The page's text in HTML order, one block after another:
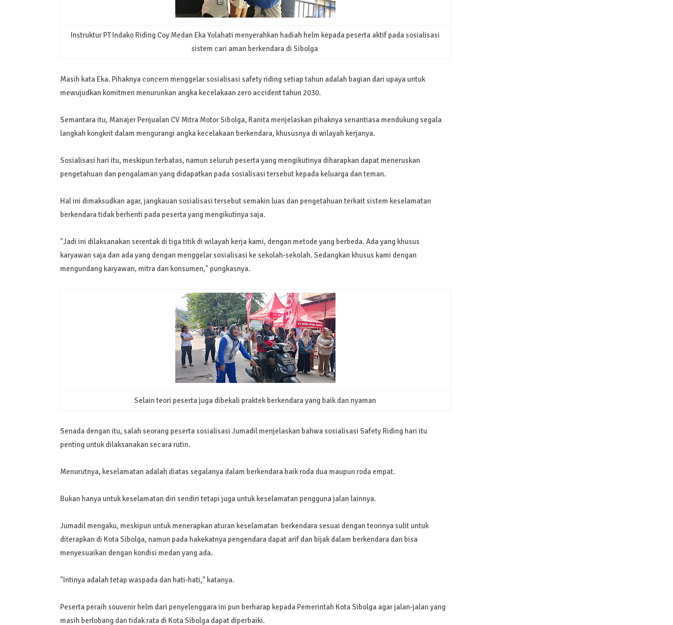
Instruktur PT Indako Riding Coy Medan Eka Yolahati menyerahkan hadiah helm kepada peserta aktif pada sosialisasi
sistem cari aman berkendara di Sibolga
Masih kata Eka. Pihaknya concern menggelar sosialisasi safety riding setiap tahun adalah bagian dari upaya untuk
mewujudkan komitmen menurunkan angka kecelakaan zero accident tahun 2030.
Semantara itu, Manajer Penjualan CV Mitra Motor Sibolga, Ranita menjelaskan pihaknya senantiasa mendukung segala
langkah kongkrit dalam mengurangi angka kecelakaan berkendara, khususnya di wilayah kerjanya.
Sosialisasi hari itu, meskipun terbatas, namun seluruh peserta yang mengikutinya diharapkan dapat meneruskan
pengetahuan dan pengalaman yang didapatkan pada sosialisasi tersebut kepada keluarga dan teman.
Hal ini dimaksudkan agar, jangkauan sosialisasi tersebut semakin luas dan pengetahuan terkait sistem keselamatan
berkendara tidak berhenti pada peserta yang mengikutinya saja.
"Jadi ini dilaksanakan serentak di tiga titik di wilayah kerja kami, dengan metode yang berbeda. Ada yang khusus
karyawan saja dan ada yang dengan menggelar sosialisasi ke sekolah-sekolah. Sedangkan khusus kami dengan
mengundang karyawan, mitra dan konsumen," pungkasnya.
Selain teori peserta juga dibekali praktek berkendara yang baik dan nyaman
Senada dengan itu, salah seorang peserta sosialisasi Jumadil menjelaskan bahwa sosialisasi Safety Riding hari itu
penting untuk dilaksanakan secara rutin.
Menurutnya, keselamatan adalah diatas segalanya dalam berkendara baik roda dua maupun roda empat.
Bukan hanya untuk keselamatan diri sendiri tetapi juga untuk keselamatan pengguna jalan lainnya.
Jumadil mengaku, meskipun untuk menerapkan aturan keselamatan berkendara sesuai dengan teorinya sulit untuk
diterapkan di Kota Sibolga, namun pada hakekatnya pengendara dapat arif dan bijak dalam berkendara dan bisa
menyesuaikan dengan kondisi medan yang ada.
"Intinya adalah tetap waspada dan hati-hati," katanya.
Peserta peraih souvenir helm dari penyelenggara ini pun berharap kepada Pemerintah Kota Sibolga agar jalan-jalan yang
masih berlobang dan tidak rata di Kota Sibolga dapat diperbaiki.